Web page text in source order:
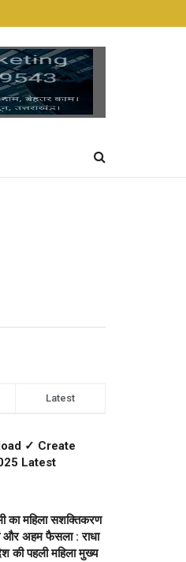
Latest
✓ Create
Latest
का महिला सशक्तिकरण
और अहम फैसला : राधा
की पहली महिला मुख्य